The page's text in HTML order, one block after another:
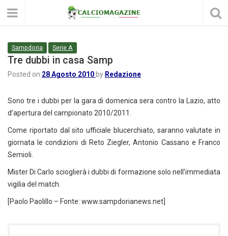
Sampdoria Serie A
Tre dubbi in casa Samp
Posted on 28 Agosto 2010 by Redazione
Sono tre i dubbi per la gara di domenica sera contro la Lazio, atto
d’apertura del campionato 2010/2011.
Come riportato dal sito ufficiale blucerchiato, saranno valutate in
giornata le condizioni di Reto Ziegler, Antonio Cassano e Franco
Semioli.
Mister Di Carlo scioglierà i dubbi di formazione solo nell’immediata
vigilia del match.
[Paolo Paolillo – Fonte: www.sampdorianews.net]